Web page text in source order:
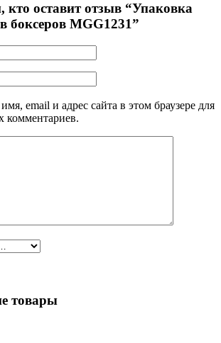
кто оставит отзыв “Упаковка
боксеров MGG1231”
email и адрес сайта в этом браузере для
комментариев.
товары